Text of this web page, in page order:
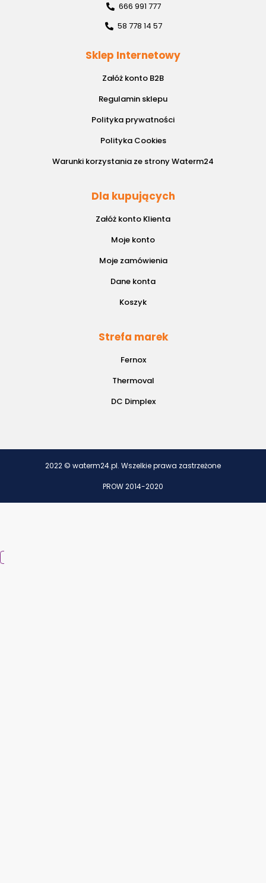
666 991 777
58 778 14 57
Sklep Internetowy
Załóż konto B2B
Regulamin sklepu
Polityka prywatności
Polityka Cookies
Warunki korzystania ze strony Waterm24
Dla kupujących
Załóż konto Klienta
Moje konto
Moje zamówienia
Dane konta
Koszyk
Strefa marek
Fernox
Thermoval
DC Dimplex
2022 © waterm24.pl. Wszelkie prawa zastrzeżone
PROW 2014-2020